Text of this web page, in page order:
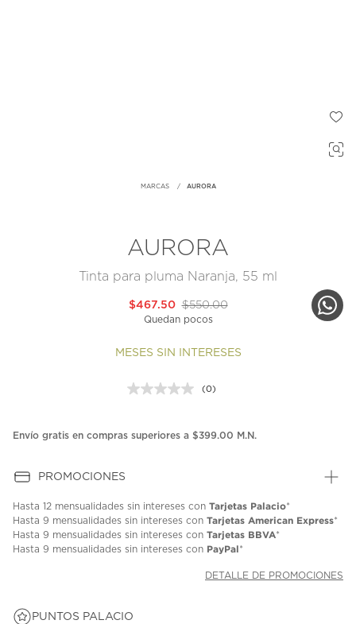
MARCAS AURORA
AURORA
Tinta para pluma Naranja, 55 ml
$550.00
$467.50
Quedan pocos
MESES SIN INTERESES
Sin
en
(0)
Envío gratis en compras superiores a $399.00 M.N.
PROMOCIONES
Hasta 12 mensualidades sin intereses con Tarjetas Palacio*
Hasta 9 mensualidades sin intereses con Tarjetas American Express*
Hasta 9 mensualidades sin intereses con Tarjetas BBVA*
Hasta 9 mensualidades sin intereses con PayPal*
DETALLE DE PROMOCIONES
PUNTOS PALACIO